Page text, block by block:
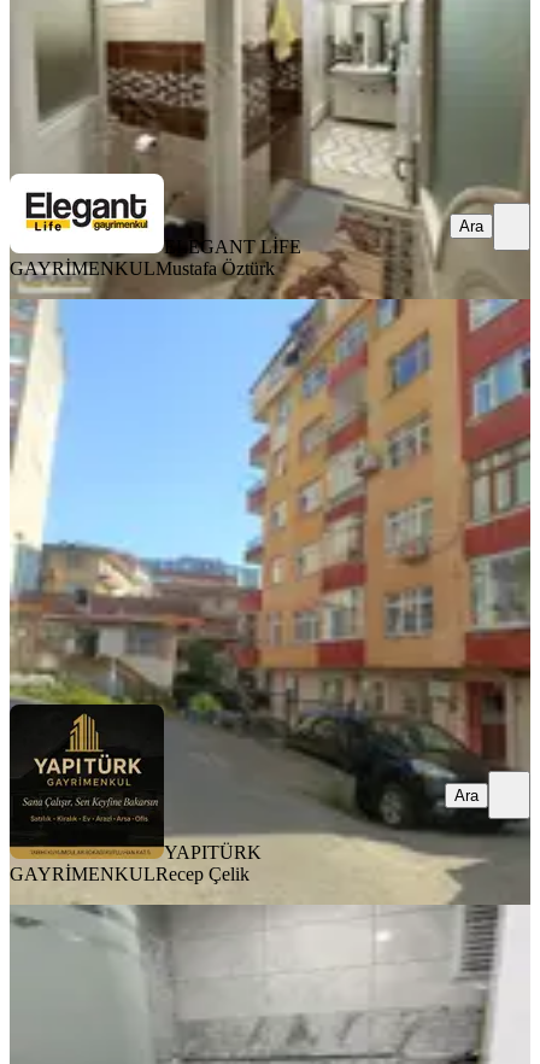
ELEGANT LİFE GAYRİMENKUL Mustafa Öztürk
ELEGANT LİFE
GAYRİMENKULMustafa Öztürk
Ara
YÜK. TAVAN
Yapıtürk Gayrimenkul'den Şehrin
Göbeğinde 3+1 130 M² 4. Kat Fırsat
Merkez, Tophane Mahallesi
130 m²·4. Kat·14.07.2026
YAPITÜRK GAYRİMENKUL Recep Çelik
Ara
YAPITÜRK
GAYRİMENKULRecep Çelik
Ara
SİTE İÇİ
Deniz Manzaralı Havuzlu Lüks Satılık
3+1 Daire!!
Merkez, Boğaz Mahallesi
3+1·135 m²·4. Kat·13.07.2026